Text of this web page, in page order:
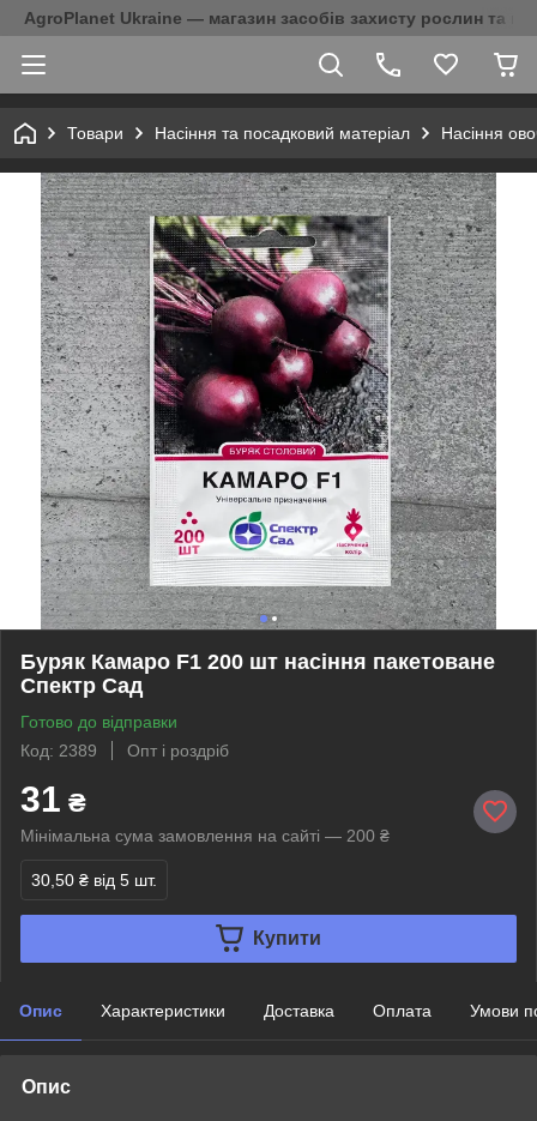
AgroPlanet Ukraine — магазин засобів захисту рослин та
Товари Насіння та посадковий матеріал Насіння
Буряк Камаро F1 200 шт насіння пакетоване
Спектр Сад
Готово до відправки
Код: 2389
Опт і роздріб
31 ₴
Мінімальна сума замовлення на сайті — 200 ₴
30,50 ₴ від 5 шт.
Купити
Опис Характеристики Доставка Оплата Умови
Опис